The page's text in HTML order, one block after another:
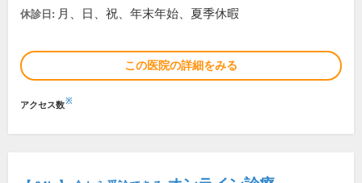
休診日: 月、日、祝、年末年始、夏季休暇
この医院の詳細をみる
アクセス数※